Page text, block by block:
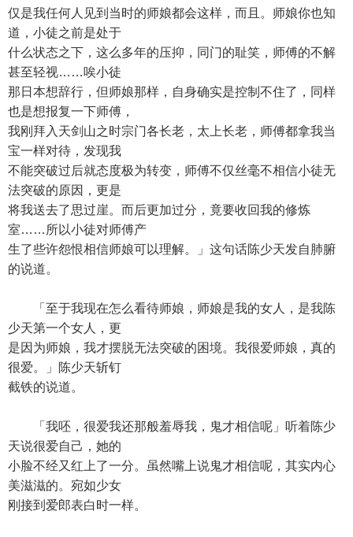
仅是我任何人见到当时的师娘都会这样，而且。师娘你也知
道，小徒之前是处于
什么状态之下，这么多年的压抑，同门的耻笑，师傅的不解
甚至轻视……唉小徒
那日本想辞行，但师娘那样，自身确实是控制不住了，同样
也是想报复一下师傅，
我刚拜入天剑山之时宗门各长老，太上长老，师傅都拿我当
宝一样对待，发现我
不能突破过后就态度极为转变，师傅不仅丝毫不相信小徒无
法突破的原因，更是
将我送去了思过崖。而后更加过分，竟要收回我的修炼
室……所以小徒对师傅产
生了些许怨恨相信师娘可以理解。」这句话陈少天发自肺腑
的说道。
「至于我现在怎么看待师娘，师娘是我的女人，是我陈
少天第一个女人，更
是因为师娘，我才摆脱无法突破的困境。我很爱师娘，真的
很爱。」陈少天斩钉
截铁的说道。
「我呸，很爱我还那般羞辱我，鬼才相信呢」听着陈少
天说很爱自己，她的
小脸不经又红上了一分。虽然嘴上说鬼才相信呢，其实内心
美滋滋的。宛如少女
刚接到爱郎表白时一样。